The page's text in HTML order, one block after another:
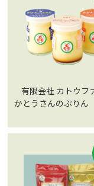
有限会社 カトウフ
かとうさんのぷりん
ー）